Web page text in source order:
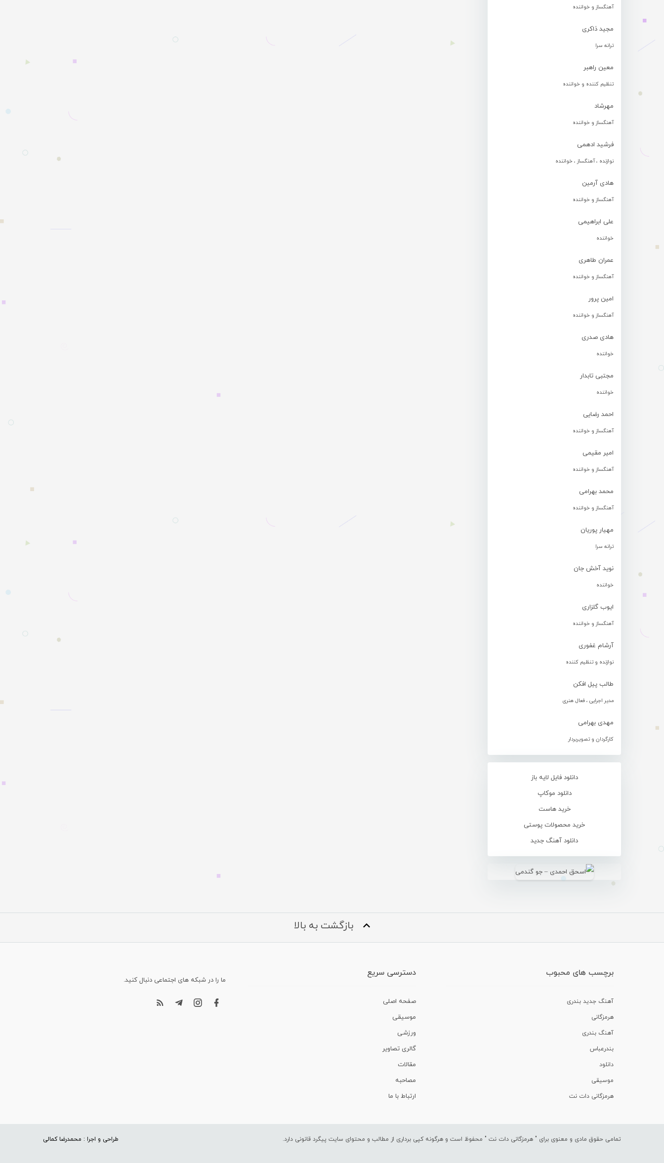
آهنگساز و خواننده
مجید ذاکری
ترانه سرا
معین راهبر
تنظیم کننده و خواننده
مهرشاد
آهنگساز و خواننده
فرشید ادهمی
نوازنده ، آهنگساز ، خواننده
هادی آرمین
آهنگساز و خواننده
علی ابراهیمی
خواننده
عمران طاهری
آهنگساز و خواننده
امین پرور
آهنگساز و خواننده
هادی صدری
خواننده
مجتبی تابدار
خواننده
احمد رضایی
آهنگساز و خواننده
امیر مقیمی
آهنگساز و خواننده
محمد بهرامی
آهنگساز و خواننده
مهیار پوریان
ترانه سرا
نوید آخش جان
خواننده
ایوب گلزاری
آهنگساز و خواننده
آرشام غفوری
نوازنده و تنظیم کننده
طالب پیل افکن
مدیر اجرایی ، فعال هنری
مهدی بهرامی
کارگردان و تصویربردار
دانلود فایل لایه باز
دانلود موکاپ
خرید هاست
خرید محصولات پوستی
دانلود آهنگ جدید
بازگشت به بالا
برچسب های محبوب
آهنگ جدید بندری
هرمزگانی
آهنگ بندری
بندرعباس
دانلود
موسیقی
هرمزگانی دات نت
دسترسی سریع
صفحه اصلی
موسیقی
ورزشی
گالری تصاویر
مقالات
مصاحبه
ارتباط با ما
ما را در شبکه های اجتماعی دنبال کنید.
تمامی حقوق مادی و معنوی برای " هرمزگانی دات نت " محفوظ است و هرگونه کپی برداری از مطالب و محتوای سایت پیگرد قانونی دارد. طراحی و اجرا : محمدرضا کمالی